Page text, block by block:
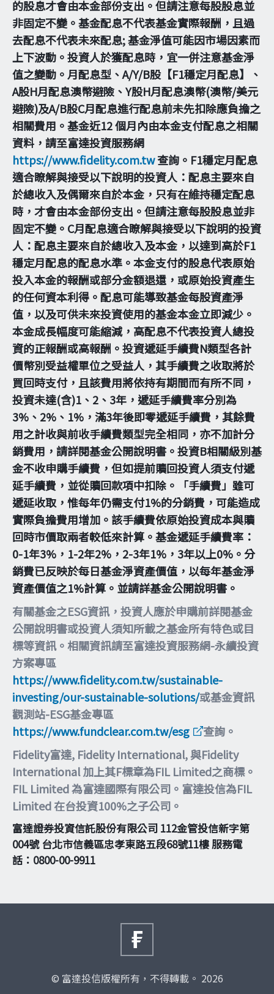
的股息才會由本金部份支出。但請注意每股股息並
非固定不變。基金配息不代表基金實際報酬，且過
去配息不代表未來配息; 基金淨值可能因市場因素而
上下波動。投資人於獲配息時，宜一併注意基金淨
值之變動。月配息型、A/Y/B股【F1穩定月配息】、
A股H月配息澳幣避險、Y股H月配息澳幣(澳幣/美元
避險)及A/B股C月配息進行配息前未先扣除應負擔之
相關費用。基金近12 個月內由本金支付配息之相關
資料，請至富達投資服務網
https://www.fidelity.com.tw查詢。F1穩定月配息
適合瞭解與接受以下說明的投資人：配息主要來自
於總收入及偶爾來自於本金，只有在維持穩定配息
時，才會由本金部份支出。但請注意每股股息並非
固定不變。C月配息適合瞭解與接受以下說明的投資
人：配息主要來自於總收入及本金，以達到高於F1
穩定月配息的配息水準。本金支付的股息代表原始
投入本金的報酬或部分金額退還，或原始投資產生
的任何資本利得。配息可能導致基金每股資產淨
值，以及可供未來投資使用的基金本金立即減少。
本金成長幅度可能縮減，高配息不代表投資人總投
資的正報酬或高報酬。投資遞延手續費N類型各計
價幣別受益權單位之受益人，其手續費之收取將於
買回時支付，且該費用將依持有期間而有所不同，
投資未達(含)1、2、3年，遞延手續費率分別為
3%、2%、1%，滿3年後即零遞延手續費，其餘費
用之計收與前收手續費類型完全相同，亦不加計分
銷費用，請詳閱基金公開說明書。投資B相關級別基
金不收申購手續費，但如提前贖回投資人須支付遞
延手續費，並從贖回款項中扣除。「手續費」雖可
遞延收取，惟每年仍需支付1%的分銷費，可能造成
實際負擔費用增加。該手續費依原始投資成本與贖
回時市價取兩者較低來計算。基金遞延手續費率：
0-1年3%，1-2年2%，2-3年1%，3年以上0%。分
銷費已反映於每日基金淨資產價值，以每年基金淨
資產價值之1%計算。並請詳基金公開說明書。
有關基金之ESG資訊，投資人應於申購前詳閱基金
公開說明書或投資人須知所載之基金所有特色或目
標等資訊。相關資訊請至富達投資服務網-永續投資
方案專區
https://www.fidelity.com.tw/sustainable-
investing/our-sustainable-solutions/或基金資訊
觀測站-ESG基金專區
https://www.fundclear.com.tw/esg
查詢。
Fidelity富達, Fidelity International, 與Fidelity
International 加上其F標章為FIL Limited之商標。
FIL Limited 為富達國際有限公司。富達投信為FIL
Limited 在台投資100%之子公司。
富達證券投資信託股份有限公司 112金管投信新字第
004號 台北市信義區忠孝東路五段68號11樓 服務電
話：0800-00-9911
© 富達投信版權所有，不得轉載。 2026